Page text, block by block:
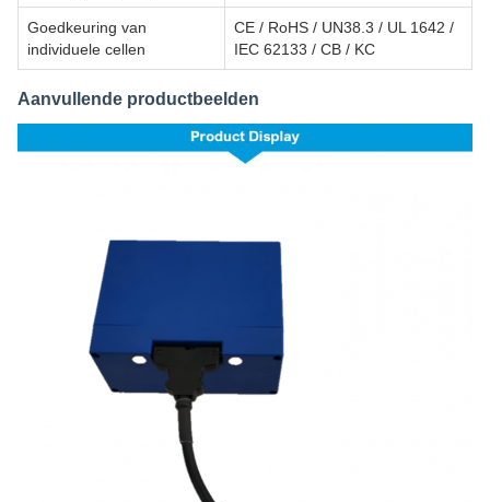
Goedkeuring van
individuele cellen
CE / RoHS / UN38.3 / UL 1642 /
IEC 62133 / CB / KC
Aanvullende productbeelden